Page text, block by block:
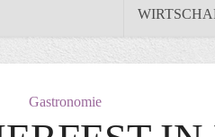
Gastronomie